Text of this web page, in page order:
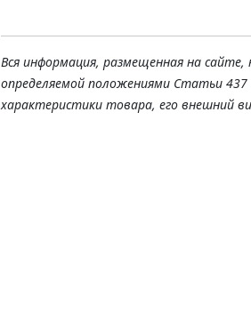
Вся информация, размещенная на
определяемой положениями Статьи
характеристики товара, его внешний